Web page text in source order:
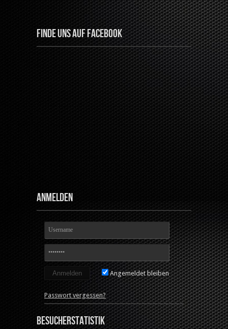
Finde uns auf Facebook
Anmelden
Angemeldet bleiben
Passwort vergessen?
Besucherstatistik